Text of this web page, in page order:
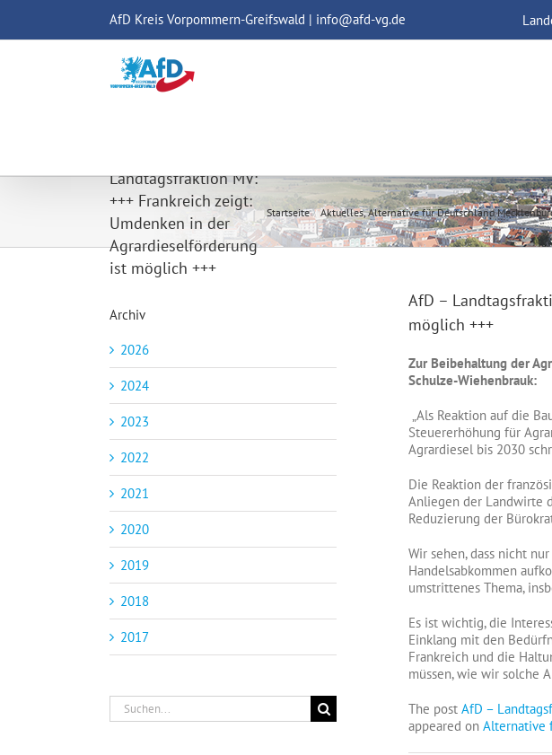
springen
AfD Kreis Vorpommern-Greifswald | info@afd-vg.de
Landtagsfraktion MV:
+++ Frankreich zeigt:
Umdenken in der
Agrardieselförderung
ist möglich +++
Startseite Aktuelles Alternative für Deutschland
AfD –
möglich +++
Zur Beibehaltung der
Schulze-Wiehenbrauk:
„Als Reaktion auf die
Steuererhöhung für
Agrardiesel bis 2030
Die Reaktion der
Anliegen der Landwirte
Reduzierung der
Wir sehen, dass nicht
Handelsabkommen
umstrittenes Thema,
Es ist wichtig, die
Einklang mit den
Frankreich und die
müssen, wie wir solche
The post AfD –
appeared on Alternative
Archiv
2026
2024
2023
2022
2021
2020
2019
2018
2017
Suche
nach: